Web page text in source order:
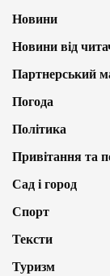
Новини
Новини від
Партнерський
Погода
Політика
Привітання та
Сад і город
Спорт
Тексти
Туризм